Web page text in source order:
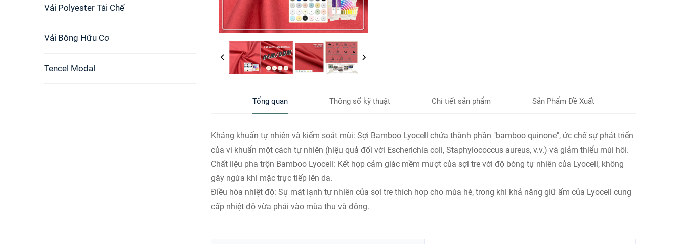
Vải Polyester Tái Chế
Vải Bông Hữu Cơ
Tencel Modal
Tổng quan Thông số kỹ thuật Chi tiết sản phẩm Sản Phẩm Đề Xuất
Kháng khuẩn tự nhiên và kiểm soát mùi: Sợi Bamboo Lyocell chứa thành phần "bamboo quinone", ức chế sự phát triển
của vi khuẩn một cách tự nhiên (hiệu quả đối với Escherichia coli, Staphylococcus aureus, v.v.) và giảm thiểu mùi hôi.
Chất liệu pha trộn Bamboo Lyocell: Kết hợp cảm giác mềm mượt của sợi tre với độ bóng tự nhiên của Lyocell, không
gây ngứa khi mặc trực tiếp lên da.
Điều hòa nhiệt độ: Sự mát lạnh tự nhiên của sợi tre thích hợp cho mùa hè, trong khi khả năng giữ ấm của Lyocell cung
cấp nhiệt độ vừa phải vào mùa thu và đông.